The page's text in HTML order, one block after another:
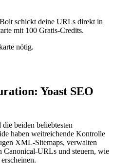
schickt deine URLs direkt in
mit 100 Gratis-Credits.
nötig.
Yoast SEO
die beiden beliebtesten
haben weitreichende Kontrolle
XML-Sitemaps, verwalten
Canonical-URLs und steuern, wie